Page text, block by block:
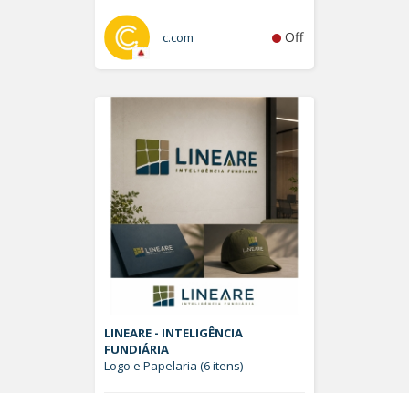
c.com Off
LINEARE - INTELIGÊNCIA
FUNDIÁRIA
Logo e Papelaria (6 itens)